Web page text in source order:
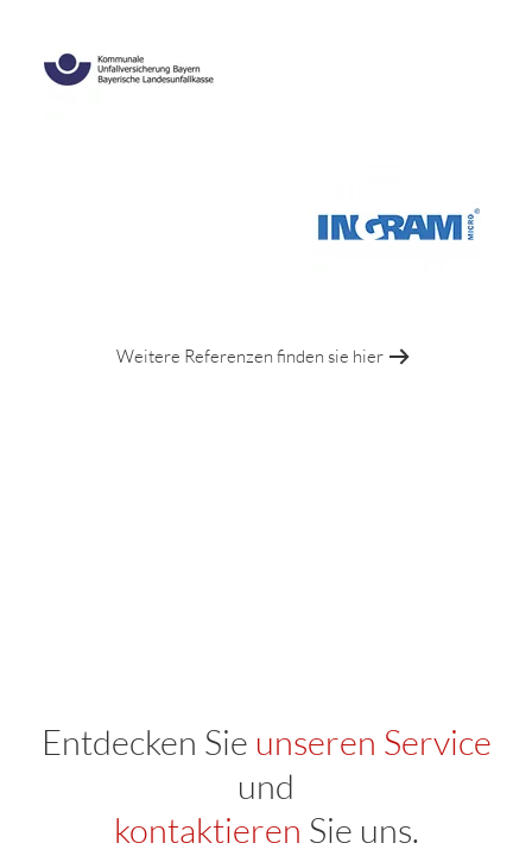
Weitere Referenzen finden sie hier
Entdecken Sie unseren Service
und
kontaktieren Sie uns.